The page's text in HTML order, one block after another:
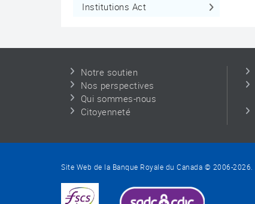
Institutions Act
Notre soutien
Nos perspectives
Qui sommes-nous
Citoyenneté
Site Web de la Banque Royale du Canada © 2006-2026.